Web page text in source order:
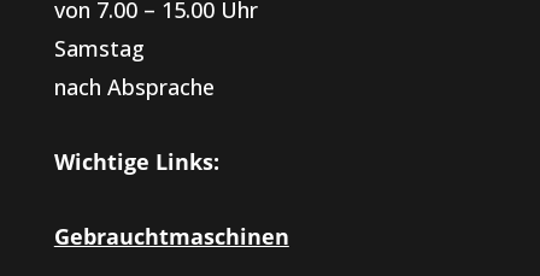
von 7.00 – 15.00 Uhr
Samstag
nach Absprache
Wichtige Links:
Gebrauchtmaschinen